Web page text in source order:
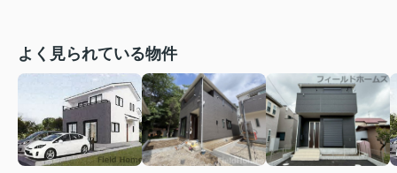
よく見られている物件